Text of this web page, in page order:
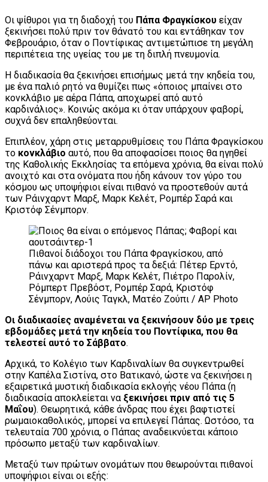
Οι ψίθυροι για τη διαδοχή του Πάπα Φραγκίσκου είχαν
ξεκινήσει πολύ πριν τον θάνατό του και εντάθηκαν τον
Φεβρουάριο, όταν ο Ποντίφικας αντιμετώπισε τη μεγάλη
περιπέτεια της υγείας του με τη διπλή πνευμονία.
Η διαδικασία θα ξεκινήσει επισήμως μετά την κηδεία του,
με ένα παλιό ρητό να θυμίζει πως «όποιος μπαίνει στο
κονκλάβιο με αέρα Πάπα, αποχωρεί από αυτό
καρδινάλιος». Κοινώς ακόμα κι όταν υπάρχουν φαβορί,
συχνά δεν επαληθεύονται.
Επιπλέον, χάρη στις μεταρρυθμίσεις του Πάπα Φραγκίσκου
το κονκλάβιο αυτό, που θα αποφασίσει ποιος θα ηγηθεί
της Καθολικής Εκκλησίας τα επόμενα χρόνια, θα είναι πολύ
ανοιχτό και στα ονόματα που ήδη κάνουν τον γύρο του
κόσμου ως υποψήφιοι είναι πιθανό να προστεθούν αυτά
των Ράινχαρντ Μαρξ, Μαρκ Κελέτ, Ρομπέρ Σαρά και
Κριστόφ Σένμπορν.
Πιθανοί διάδοχοι του Πάπα Φραγκίσκου, από
πάνω και αριστερά προς τα δεξιά: Πέτερ Ερντό,
Ράινχαρντ Μαρξ, Μαρκ Κελέτ, Πιέτρο Παρολίν,
Ρόμπερτ Πρεβόστ, Ρομπέρ Σαρά, Κριστόφ
Σένμπορν, Λούις Ταγκλ, Ματέο Ζούπι / AP Photo
Οι διαδικασίες αναμένεται να ξεκινήσουν δύο με τρεις
εβδομάδες μετά την κηδεία του Ποντίφικα, που θα
τελεστεί αυτό το Σάββατο.
Αρχικά, τo Κολέγιο των Καρδιναλίων θα συγκεντρωθεί
στην Καπέλα Σιστίνα, στο Βατικανό, ώστε να ξεκινήσει η
εξαιρετικά μυστική διαδικασία εκλογής νέου Πάπα (η
διαδικασία αποκλείεται να ξεκινήσει πριν από τις 5
Μαΐου). Θεωρητικά, κάθε άνδρας που έχει βαφτιστεί
ρωμαιοκαθολικός, μπορεί να επιλεγεί Πάπας. Ωστόσο, τα
τελευταία 700 χρόνια, ο Πάπας αναδεικνύεται κάποιο
πρόσωπο μεταξύ των καρδιναλίων.
Μεταξύ των πρώτων ονομάτων που θεωρούνται πιθανοί
υποψήφιοι είναι οι εξής: